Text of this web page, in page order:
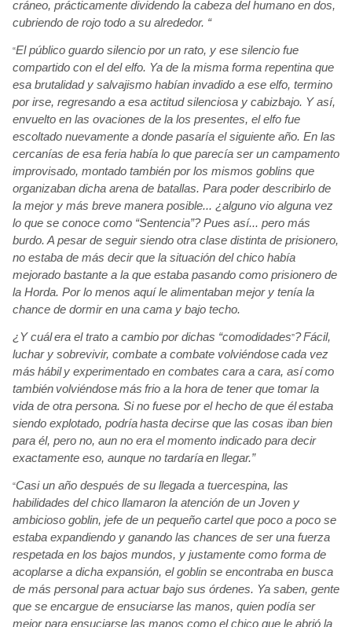
cráneo, prácticamente dividendo la cabeza del humano en dos,
cubriendo de rojo todo a su alrededor. “
“El público guardo silencio por un rato, y ese silencio fue
compartido con el del elfo. Ya de la misma forma repentina que
esa brutalidad y salvajismo habían invadido a ese elfo, termino
por irse, regresando a esa actitud silenciosa y cabizbajo. Y así,
envuelto en las ovaciones de la los presentes, el elfo fue
escoltado nuevamente a donde pasaría el siguiente año. En las
cercanías de esa feria había lo que parecía ser un campamento
improvisado, montado también por los mismos goblins que
organizaban dicha arena de batallas. Para poder describirlo de
la mejor y más breve manera posible... ¿alguno vio alguna vez
lo que se conoce como “Sentencia”? Pues así... pero más
burdo. A pesar de seguir siendo otra clase distinta de prisionero,
no estaba de más decir que la situación del chico había
mejorado bastante a la que estaba pasando como prisionero de
la Horda. Por lo menos aquí le alimentaban mejor y tenía la
chance de dormir en una cama y bajo techo.
¿Y cuálera el trato a cambio por dichas “comodidades”?Fácil,
luchar y sobrevivir, combate a combate volviéndosecada vez
más hábil y experimentado en combates cara a cara, asícomo
también volviéndosemás frio a la hora de tener que tomar la
vida de otra persona. Si no fuese por el hecho de que élestaba
siendo explotado, podríahasta decirse que las cosas iban bien
para él, pero no, aun no era el momento indicado para decir
exactamente eso, aunque no tardaríaen llegar.”
“Casi un año después de su llegada a tuercespina, las
habilidades del chico llamaron la atención de un Joven y
ambicioso goblin, jefe de un pequeño cartel que poco a poco se
estaba expandiendo y ganando las chances de ser una fuerza
respetada en los bajos mundos, y justamente como forma de
acoplarse a dicha expansión, el goblin se encontraba en busca
de más personal para actuar bajo sus órdenes. Ya saben, gente
que se encargue de ensuciarse las manos, quien podía ser
mejor para ensuciarse las manos como el chico que le abrió la